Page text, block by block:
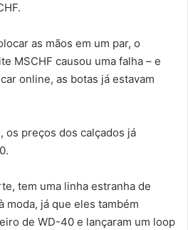
as mãos em um par, o
MSCHF causou uma falha – e
online, as botas já estavam
os preços dos calçados já
tem uma linha estranha de
moda, já que eles também
de WD-40 e lançaram um loop